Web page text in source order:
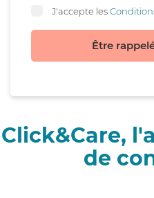
J'accepte les
Être
Click&Care,
de